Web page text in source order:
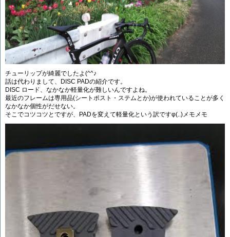
チューリップが綺麗でしたよ(^^♪
話は代わりまして、DISC PADの紹介です。
DISC ロード、なかなか軽量化が難しいんですよね。
最近のフレームは専用品(シートポスト・ステムとか)が使われていることが多く
なかなか個性がだせない。
そこでコツコツとですが、PADを変えて軽量化という訳ですφ(..)メモメモ